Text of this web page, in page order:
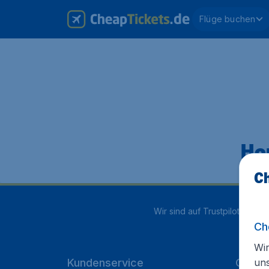
Flüge buchen
Wir sind auf Trustpilot mit
Kundenservice